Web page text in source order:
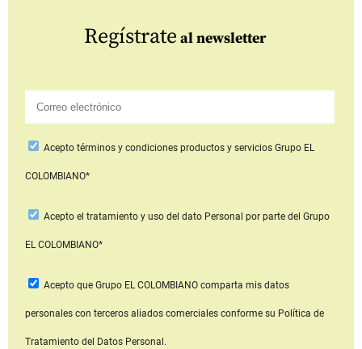
Regístrate al newsletter
Aceptotérminos y condiciones productos y serviciosGrupo EL
COLOMBIANO*
Acepto el tratamiento y uso del dato Personal por parte del Grupo
EL COLOMBIANO*
Acepto que Grupo EL COLOMBIANOcomparta mis datos
personales con terceros aliados comerciales conforme su Política de
Tratamiento del Datos Personal.